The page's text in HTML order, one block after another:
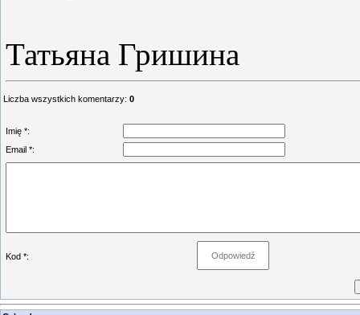
Татьяна Гришина
Liczba wszystkich komentarzy: 0
Imię *:
Email *:
Kod *: